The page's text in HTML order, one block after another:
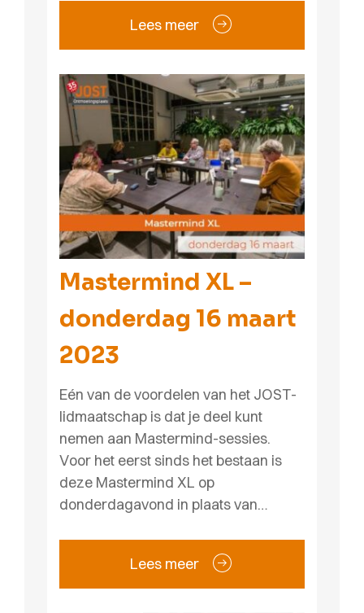
Lees meer
Mastermind XL –
donderdag 16 maart
2023
Eén van de voordelen van het JOST-
lidmaatschap is dat je deel kunt
nemen aan Mastermind-sessies.
Voor het eerst sinds het bestaan is
deze Mastermind XL op
donderdagavond in plaats van…
Lees meer